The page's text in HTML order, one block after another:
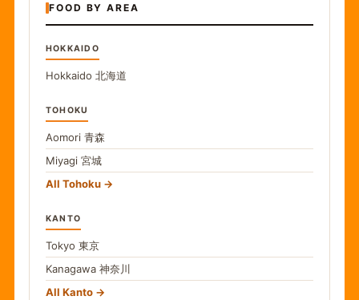
FOOD BY AREA
HOKKAIDO
Hokkaido 北海道
TOHOKU
Aomori 青森
Miyagi 宮城
All Tohoku
KANTO
Tokyo 東京
Kanagawa 神奈川
All Kanto